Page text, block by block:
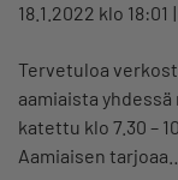
18.1.2022 klo 18:01
Tervetuloa
aamiaista
katettu klo 7.30 –
Aamiaisen tarjoaa…